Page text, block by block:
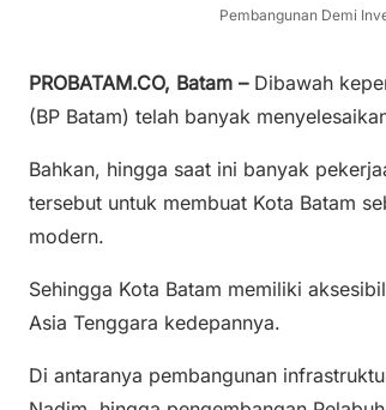
Pembangunan Demi
PROBATAM.CO, Batam – Dibawah
(BP Batam) telah banyak
Bahkan, hingga saat ini banyak
tersebut untuk membuat Kota Batam
modern.
Sehingga Kota Batam memiliki
Asia Tenggara kedepannya.
Di antaranya pembangunan